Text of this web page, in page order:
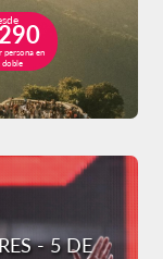
290
persona en
doble
- 5 DE